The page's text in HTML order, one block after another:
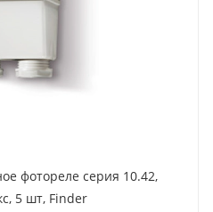
фотореле серия 10.42,
5 шт, Finder